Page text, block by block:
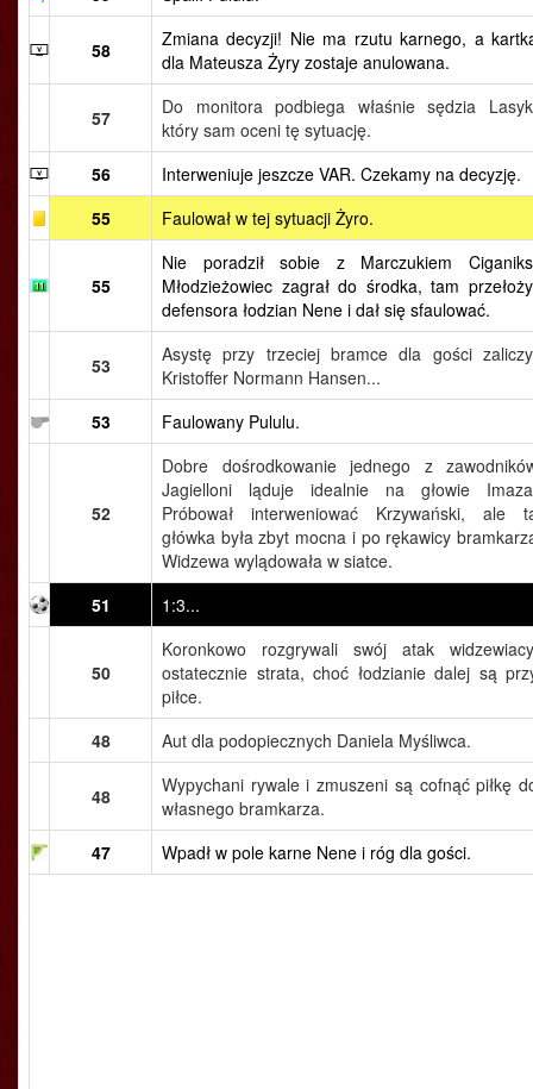
58
Zmiana decyzji! Nie ma rzutu karnego, a
dla Mateusza Żyry zostaje anulowana.
57
Do monitora podbiega właśnie sędzia
który sam oceni tę sytuację.
56
Interweniuje jeszcze VAR. Czekamy na decyzję.
55
Faulował w tej sytuacji Żyro.
55
Nie poradził sobie z Marczukiem
Młodzieżowiec zagrał do środka, tam
defensora łodzian Nene i dał się sfaulować.
53
Asystę przy trzeciej bramce dla gości
Kristoffer Normann Hansen...
53
Faulowany Pululu.
52
Dobre dośrodkowanie jednego z
Jagielloni ląduje idealnie na głowie
Próbował interweniować Krzywański, ale
główka była zbyt mocna i po rękawicy
Widzewa wylądowała w siatce.
51
1:3...
50
Koronkowo rozgrywali swój atak
ostatecznie strata, choć łodzianie dalej są
piłce.
48
Aut dla podopiecznych Daniela Myśliwca.
48
Wypychani rywale i zmuszeni są cofnąć piłkę
własnego bramkarza.
47
Wpadł w pole karne Nene i róg dla gości.